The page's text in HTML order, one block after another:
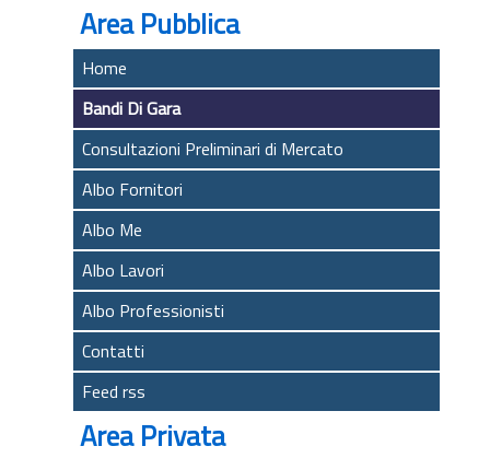
Area Pubblica
Home
Bandi Di Gara
Consultazioni Preliminari di Mercato
Albo Fornitori
Albo Me
Albo Lavori
Albo Professionisti
Contatti
Feed rss
Area Privata